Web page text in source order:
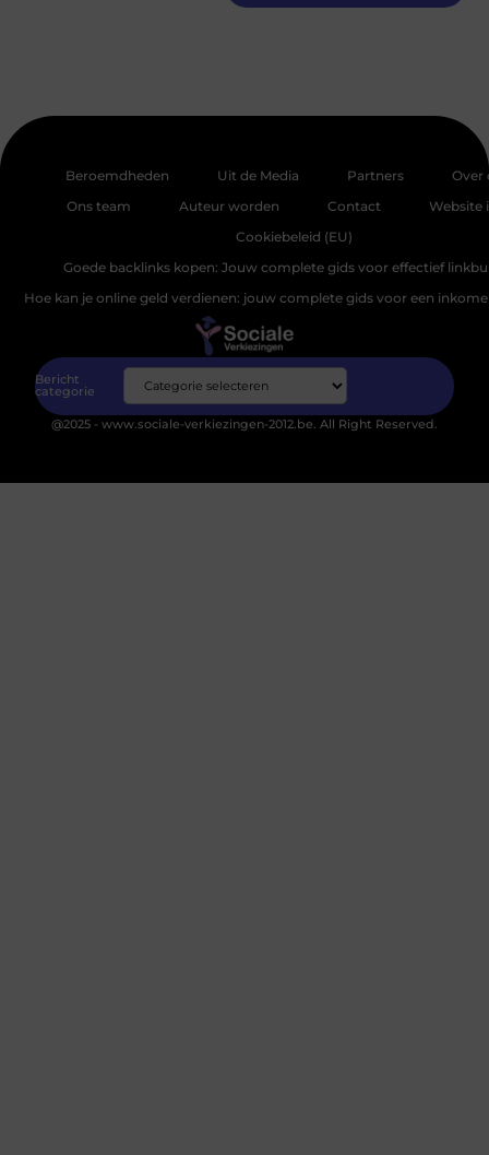
Beroemdheden Uit de Media Partners
Over
Ons team
Auteur worden Contact
Website
Cookiebeleid (EU)
Goede backlinks kopen: Jouw complete gids voor effectief
Hoe kan je online geld verdienen: jouw complete gids voor een
Bericht
categorie
@2025 - www.sociale-verkiezingen-2012.be. All Right Reserved.